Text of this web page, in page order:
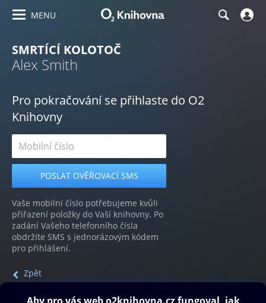
MENU
SMRTÍCÍ KOLOTOČ
Alex Smith
Pro pokračování se přihlaste do O2
Knihovny
Vaše mobilní číslo potřebujeme kvůli
přiřazení položky do Vaší knihovny. Po
zadání Vašeho telefonního čísla
obdržíte SMS s jednorázovým kódem
pro přihlášení.
Zpět